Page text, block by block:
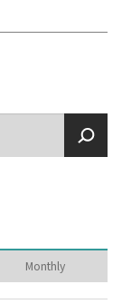
Travel of Mexico
Monthly